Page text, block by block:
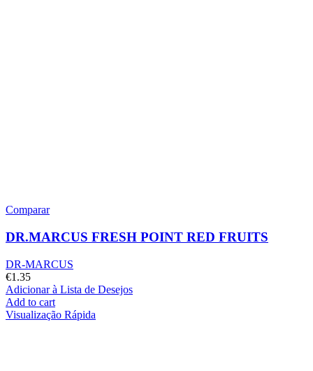
Comparar
DR.MARCUS FRESH POINT RED FRUITS
DR-MARCUS
€1.35
Adicionar à Lista de Desejos
Add to cart
Visualização Rápida